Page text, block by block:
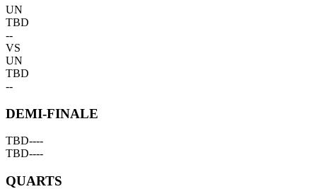
UN
TBD
--
VS
UN
TBD
--
DEMI-FINALE
TBD----
TBD----
QUARTS